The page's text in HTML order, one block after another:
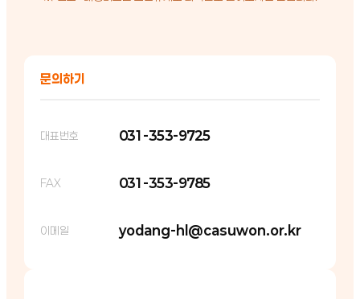
문의하기
대표번호 031-353-9725
FAX 031-353-9785
이메일 yodang-hl@casuwon.or.kr